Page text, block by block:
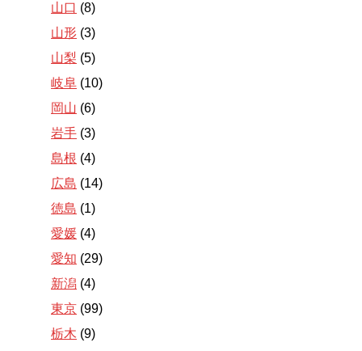
山口 (8)
山形 (3)
山梨 (5)
岐阜 (10)
岡山 (6)
岩手 (3)
島根 (4)
広島 (14)
徳島 (1)
愛媛 (4)
愛知 (29)
新潟 (4)
東京 (99)
栃木 (9)